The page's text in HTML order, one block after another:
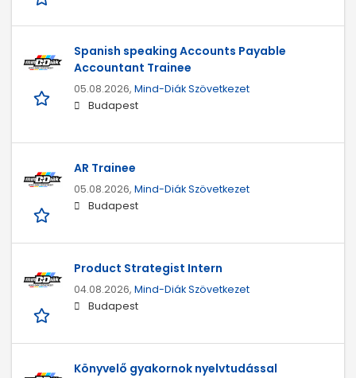
Spanish speaking Accounts Payable
Accountant Trainee
05.08.2026, Mind-Diák Szövetkezet
Budapest
AR Trainee
05.08.2026, Mind-Diák Szövetkezet
Budapest
Product Strategist Intern
04.08.2026, Mind-Diák Szövetkezet
Budapest
Könyvelő gyakornok nyelvtudással